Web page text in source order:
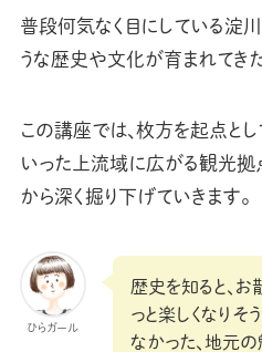
普段何気なく目にしている淀川
うな歴史や文化が育まれてき
この講座では、枚方を起点とし
いった上流域に広がる観光拠
から深く掘り下げていきます。
ひらガール
歴史を知ると、
っと楽しくなりそ
なかった、地元